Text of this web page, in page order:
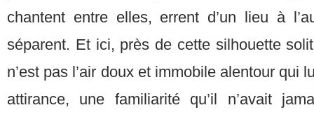
chantent entre elles, errent d’un lieu à
séparent. Et ici, près de cette silhouette
n’est pas l’air doux et immobile alentour qui
attirance, une familiarité qu’il n’avait